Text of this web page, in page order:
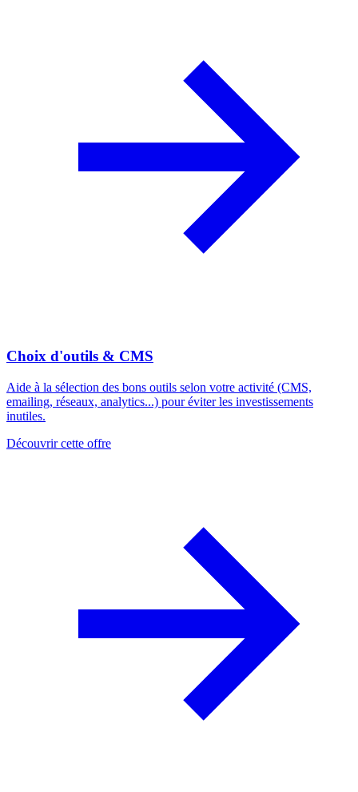
Choix d'outils & CMS
Aide à la sélection des bons outils selon votre activité (CMS,
emailing, réseaux, analytics...) pour éviter les investissements
inutiles.
Découvrir cette offre